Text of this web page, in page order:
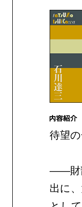
待望の
——財
出に